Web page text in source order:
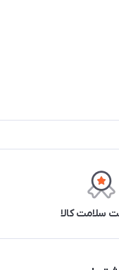
سلامت کالا